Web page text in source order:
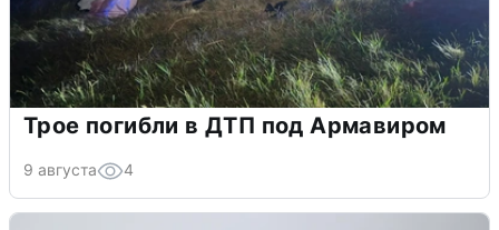
Трое погибли в ДТП под Армавиром
9 августа 4